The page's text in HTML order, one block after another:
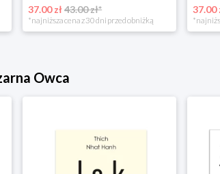
37.00 zł43.00 zł*
*najniższa cena z 30 dni przed obniżką
37.00
Owca